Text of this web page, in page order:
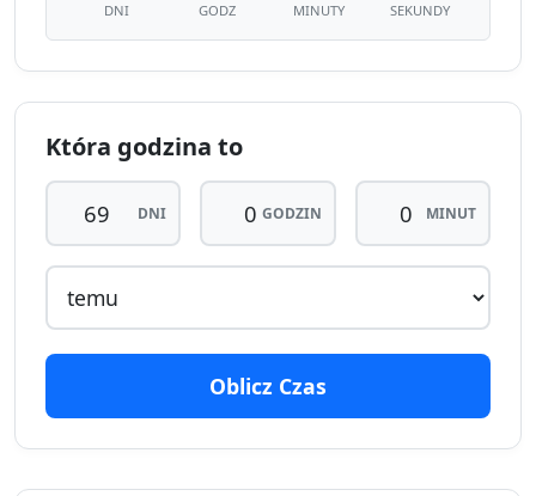
DNI GODZ MINUTY SEKUNDY
Która godzina to
DNI GODZIN MINUT
Oblicz Czas